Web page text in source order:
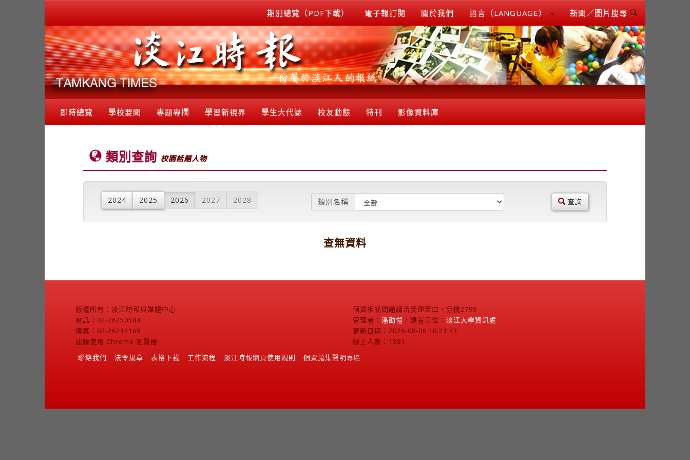
期別總覽（PDF下載） 電子報訂閱 關於我們 語言（LANGUAGE） 新聞／圖片搜尋
即時總覽 學校要聞 專題專欄 學習新視界 學生大代誌 校友動態 特刊 影像資料庫
類別查詢 校園話題人物
2024 2025 2026 2027 2028 類別名稱 查詢
查無資料
版權所有：淡江時報與媒體中心
電話：02-26250584
傳真：02-26214169
建議使用 Chrome 瀏覽器
個資相關問題請洽受理窗口，分機2799
管理者： 潘劭愷 / 建置單位： 淡江大學資訊處
更新日期：2026-08-06 10:21:43
線上人數：1381
聯絡我們
法令規章 表格下載 工作流程 淡江時報網頁使用規則 個資蒐集聲明專區